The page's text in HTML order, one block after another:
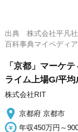
出典 株式会社平凡社
百科事典マイペディ
「京都」マーケ
ライム上場G/平
株式会社RIT
京都府 京都市
年収450万円～